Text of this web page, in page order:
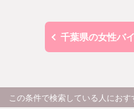
千葉県の女性バ
この条件で検索している人におす